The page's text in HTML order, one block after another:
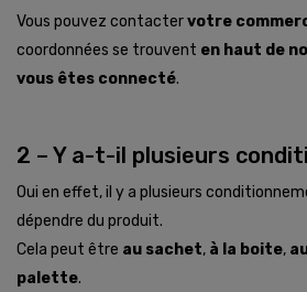
Vous pouvez contactervotre
coordonnées se trouvent en haut de
vous êtes connecté.
2 – Y a-t-il plusieurs
Oui en effet, il y a plusieurs
dépendre du produit.
Cela peut être au sachet, à la boite,
palette.